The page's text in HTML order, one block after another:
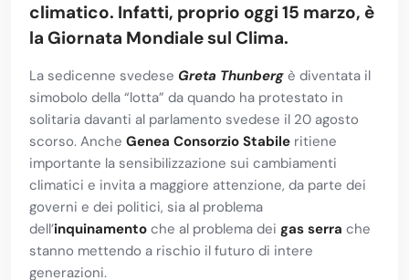
climatico. Infatti, proprio oggi 15 marzo, è
la Giornata Mondiale sul Clima.
La sedicenne svedese Greta Thunberg è diventata il
simobolo della “lotta” da quando ha protestato in
solitaria davanti al parlamento svedese il 20 agosto
scorso. Anche Genea Consorzio Stabile ritiene
importante la sensibilizzazione sui cambiamenti
climatici e invita a maggiore attenzione, da parte dei
governi e dei politici, sia al problema
dell’inquinamento che al problema dei gas serra che
stanno mettendo a rischio il futuro di intere
generazioni.